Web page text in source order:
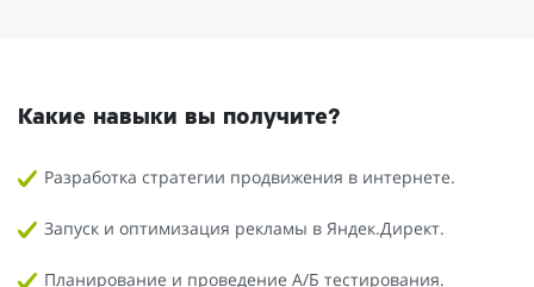
Какие навыки вы получите?
Разработка стратегии продвижения в интернете.
Запуск и оптимизация рекламы в Яндек.Директ.
Планирование и проведение А/Б тестирования.